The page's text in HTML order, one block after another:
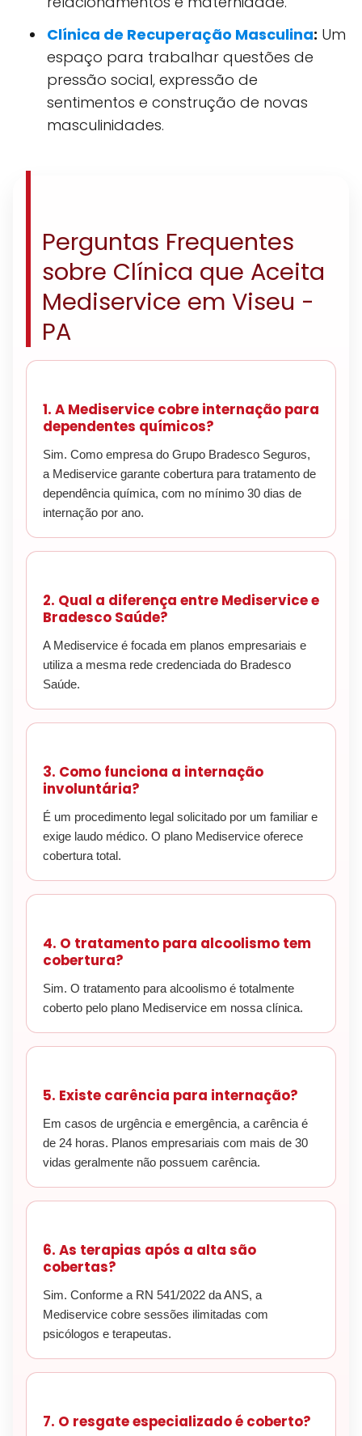
Clínica de Recuperação Masculina: Um
espaço para trabalhar questões de
pressão social, expressão de
sentimentos e construção de novas
masculinidades.
Perguntas Frequentes
sobre Clínica que Aceita
Mediservice em Viseu -
PA
1. A Mediservice cobre internação para
dependentes químicos?
Sim. Como empresa do Grupo Bradesco Seguros,
a Mediservice garante cobertura para tratamento de
dependência química, com no mínimo 30 dias de
internação por ano.
2. Qual a diferença entre Mediservice e
Bradesco Saúde?
A Mediservice é focada em planos empresariais e
utiliza a mesma rede credenciada do Bradesco
Saúde.
3. Como funciona a internação
involuntária?
É um procedimento legal solicitado por um familiar e
exige laudo médico. O plano Mediservice oferece
cobertura total.
4. O tratamento para alcoolismo tem
cobertura?
Sim. O tratamento para alcoolismo é totalmente
coberto pelo plano Mediservice em nossa clínica.
5. Existe carência para internação?
Em casos de urgência e emergência, a carência é
de 24 horas. Planos empresariais com mais de 30
vidas geralmente não possuem carência.
6. As terapias após a alta são
cobertas?
Sim. Conforme a RN 541/2022 da ANS, a
Mediservice cobre sessões ilimitadas com
psicólogos e terapeutas.
7. O resgate especializado é coberto?